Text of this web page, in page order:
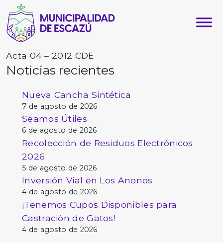
Acta 04 – 2012 CDE
Noticias recientes
Nueva Cancha Sintética
7 de agosto de 2026
Seamos Útiles
6 de agosto de 2026
Recolección de Residuos Electrónicos
2026
5 de agosto de 2026
Inversión Vial en Los Anonos
4 de agosto de 2026
¡Tenemos Cupos Disponibles para
Castración de Gatos!
4 de agosto de 2026